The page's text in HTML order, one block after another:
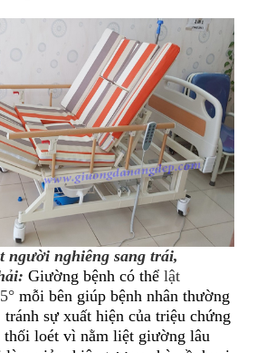
người nghiêng sang trái,
Giường bệnh có thể lật
mỗi bên giúp bệnh nhân thường
sự xuất hiện của triệu chứng
thối loét vì nằm liệt giường lâu